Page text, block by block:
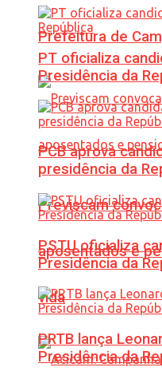
Prefeitura de
Previscam
aposentados e
vida
PT oficializa
Presidência da
PCB aprova
presidência da
PSTU oficializa
Presidência da
PRTB lança
Presidência da